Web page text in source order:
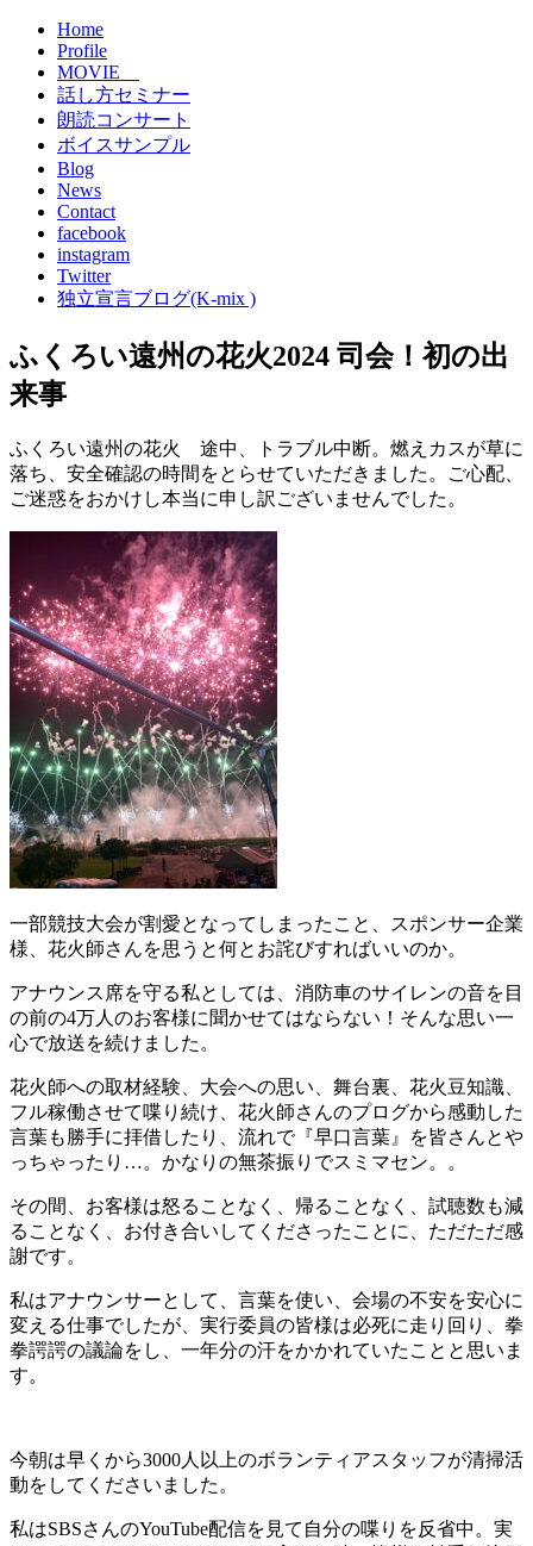
Home
Profile
MOVIE
話し方セミナー
朗読コンサート
ボイスサンプル
Blog
News
Contact
facebook
instagram
Twitter
独立宣言ブログ(K-mix )
ふくろい遠州の花火2024 司会！初の出
来事
ふくろい遠州の花火 途中、トラブル中断。燃えカスが草に
落ち、安全確認の時間をとらせていただきました。ご心配、
ご迷惑をおかけし本当に申し訳ございませんでした。
一部競技大会が割愛となってしまったこと、スポンサー企業
様、花火師さんを思うと何とお詫びすればいいのか。
アナウンス席を守る私としては、消防車のサイレンの音を目
の前の4万人のお客様に聞かせてはならない！そんな思い一
心で放送を続けました。
花火師への取材経験、大会への思い、舞台裏、花火豆知識、
フル稼働させて喋り続け、花火師さんのプログから感動した
言葉も勝手に拝借したり、流れで『早口言葉』を皆さんとや
っちゃったり…。かなりの無茶振りでスミマセン。。
その間、お客様は怒ることなく、帰ることなく、試聴数も減
ることなく、お付き合いしてくださったことに、ただただ感
謝です。
私はアナウンサーとして、言葉を使い、会場の不安を安心に
変える仕事でしたが、実行委員の皆様は必死に走り回り、拳
拳諤諤の議論をし、一年分の汗をかかれていたことと思いま
す。
今朝は早くから3000人以上のボランティアスタッフが清掃活
動をしてくださいました。
私はSBSさんのYouTube配信を見て自分の喋りを反省中。実